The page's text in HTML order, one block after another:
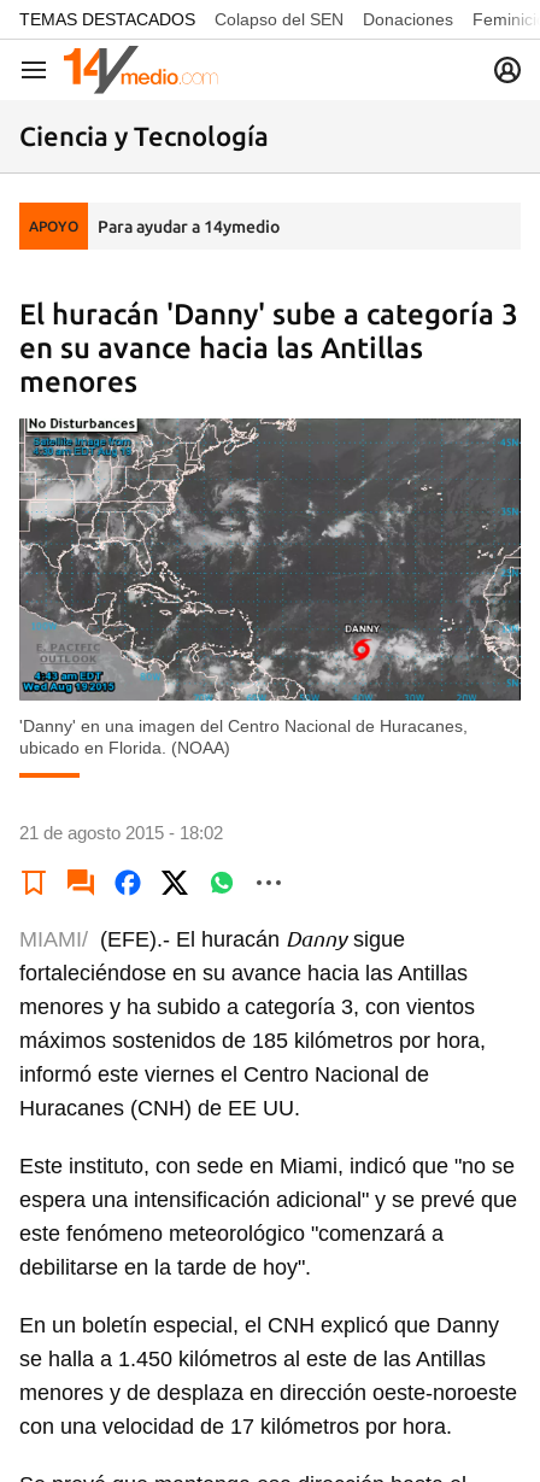
common.go-to-content
TEMAS DESTACADOS Colapso del SEN Donaciones
Navegación
Ciencia y Tecnología
APOYO Para ayudar a 14ymedio
El huracán 'Danny' sube a categoría 3
en su avance hacia las Antillas
menores
'Danny' en una imagen del Centro Nacional de Huracanes,
ubicado en Florida. (NOAA)
21 de agosto 2015 - 18:02
MIAMI/ (EFE).- El huracán Dannysigue
fortaleciéndose en su avance hacia las Antillas
menores y ha subido a categoría 3, con vientos
máximos sostenidos de 185 kilómetros por hora,
informó este viernes el Centro Nacional de
Huracanes (CNH) de EE UU.
Este instituto, con sede en Miami, indicó que "no se
espera una intensificación adicional" y se prevé que
este fenómeno meteorológico "comenzará a
debilitarse en la tarde de hoy".
En un boletín especial, el CNH explicó que Danny
se halla a 1.450 kilómetros al este de las Antillas
menores y de desplaza en dirección oeste-noroeste
con una velocidad de 17 kilómetros por hora.